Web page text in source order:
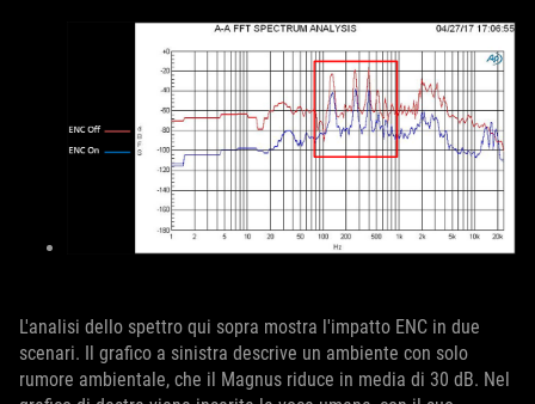
L'analisi dello spettro qui sopra mostra l'impatto ENC in due
scenari. Il grafico a sinistra descrive un ambiente con solo
rumore ambientale, che il Magnus riduce in media di 30 dB. Nel